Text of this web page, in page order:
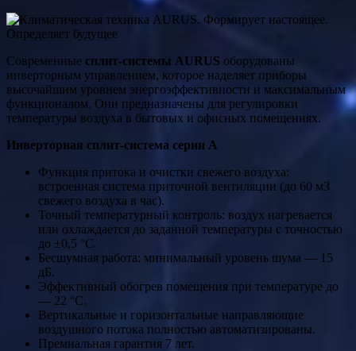
Современные сплит-системы AURUS оборудованы
инверторным управлением, которое наделяет приборы
высочайшим уровнем энергоэффективности и максимальным
функционалом. Они предназначены для регулировки
температуры воздуха в бытовых и офисных помещениях.
Инверторная сплит-система серии А
Функция притока и очистки свежего воздуха:
встроенная система приточной вентиляции (до 60 м3
свежего воздуха в час).
Точный температурный контроль: воздух нагревается
или охлаждается до заданной температуры с точностью
до ±0,5 °C.
Бесшумная работа: минимальный уровень шума — 15
дБ.
Эффективный обогрев помещения при температуре до
— 22 °C.
Вертикальные и горизонтальные направляющие
воздушного потока полностью автоматизированы.
Премиальная гарантия 7 лет.